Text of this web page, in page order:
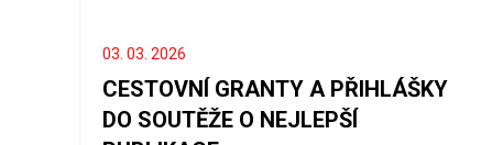
03. 03. 2026
CESTOVNÍ GRANTY A PŘIHLÁŠKY
DO SOUTĚŽE O NEJLEPŠÍ